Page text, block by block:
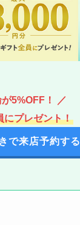
5%OFF！ ／
にプレゼント！
で来店予約する